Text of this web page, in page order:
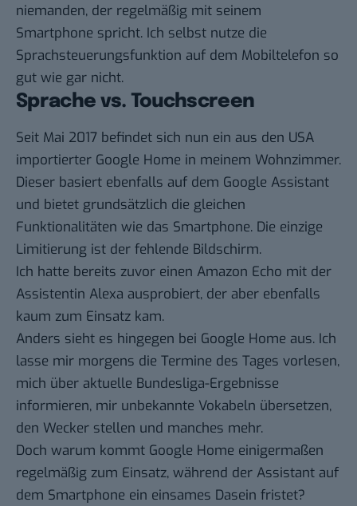
niemanden, der regelmäßig mit seinem
Smartphone spricht. Ich selbst nutze die
Sprachsteuerungsfunktion auf dem Mobiltelefon so
gut wie gar nicht.
Sprache vs. Touchscreen
Seit Mai 2017 befindet sich nun ein aus den USA
importierter Google Home in meinem Wohnzimmer.
Dieser basiert ebenfalls auf dem Google Assistant
und bietet grundsätzlich die gleichen
Funktionalitäten wie das Smartphone. Die einzige
Limitierung ist der fehlende Bildschirm.
Ich hatte bereits zuvor einen Amazon Echo mit der
Assistentin Alexa ausprobiert, der aber ebenfalls
kaum zum Einsatz kam.
Anders sieht es hingegen bei Google Home aus. Ich
lasse mir morgens die Termine des Tages vorlesen,
mich über aktuelle Bundesliga-Ergebnisse
informieren, mir unbekannte Vokabeln übersetzen,
den Wecker stellen und manches mehr.
Doch warum kommt Google Home einigermaßen
regelmäßig zum Einsatz, während der Assistant auf
dem Smartphone ein einsames Dasein fristet?